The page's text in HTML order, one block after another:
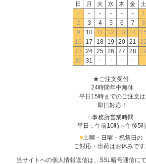
日
月 火 水 木 金
土
-
- - - - -
1
2
3 4 5 6 7
8
9
10 11 12 13 14
15
16
17 18 19 20 21
22
23
24 25 26 27 28 29
30
31 - - - - -
★ご注文受付
24時間年中無休
平日15時までのご注文は
即日対応！
□事務所営業時間
平日：午前10時～午後5
■土曜・日曜・祝祭日の
ご対応・出荷はお休みです
当サイトへの個人情報送信は、SSL暗号通信に